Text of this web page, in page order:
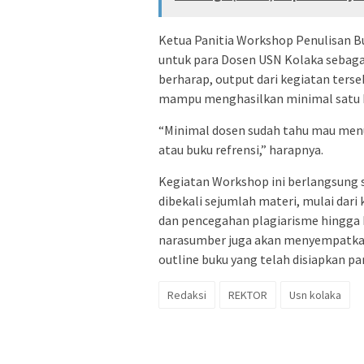
Ketua Panitia Workshop Penulisan
untuk para Dosen USN Kolaka
berharap, output dari kegiatan
mampu menghasilkan minimal satu
“Minimal dosen sudah tahu mau
atau buku refrensi,” harapnya.
Kegiatan Workshop ini berlangsung
dibekali sejumlah materi, mulai dari
dan pencegahan plagiarisme
narasumber juga akan
outline buku yang telah disiapkan
Redaksi REKTOR Usn kolaka